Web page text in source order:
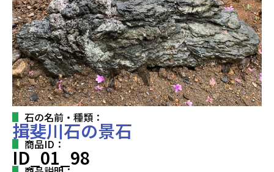
石の名前・種類：
揖斐川石の景石
商品ID：
ID_01_98